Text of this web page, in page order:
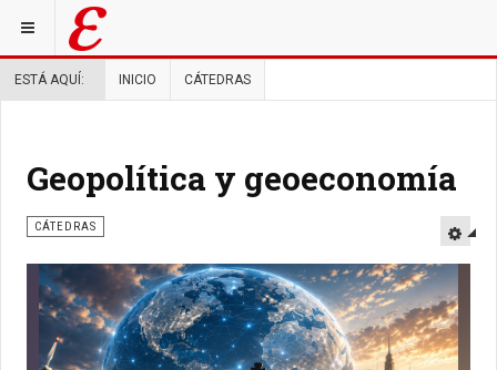
ESTÁ AQUÍ: INICIO CÁTEDRAS
Geopolítica y geoeconomía
CÁTEDRAS